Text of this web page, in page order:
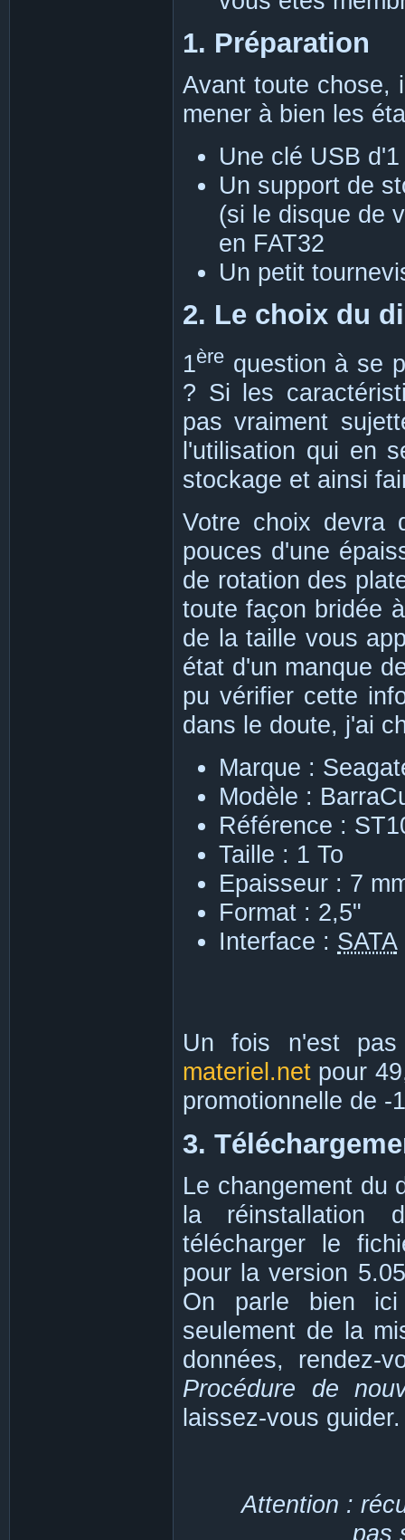
1. Préparation
Avant toute chose,
mener à bien les
Une clé USB
Un support de
(si le disque de
en FAT32
Un petit
2. Le choix du
1ère question à se
? Si les
pas vraiment
l'utilisation qui en
stockage et ainsi
Votre choix
pouces d'une
de rotation des
toute façon bridée
de la taille vous
état d'un manque
pu vérifier cette
dans le doute, j'ai
Marque :
Modèle :
Référence :
Taille : 1 To
Epaisseur : 7
Format : 2,5"
Interface : SATA
Un fois n'est
materiel.net pour
promotionnelle de -
3.
Le changement du
la réinstallation
télécharger le
pour la version
On parle bien
seulement de la
données,
Procédure de
laissez-vous guider.
Attention :
pas